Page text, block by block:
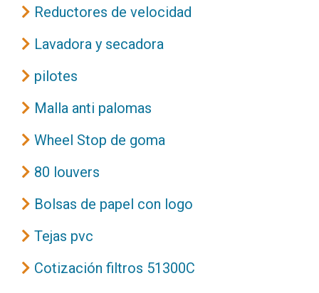
Reductores de velocidad
Lavadora y secadora
pilotes
Malla anti palomas
Wheel Stop de goma
80 louvers
Bolsas de papel con logo
Tejas pvc
Cotización filtros 51300C